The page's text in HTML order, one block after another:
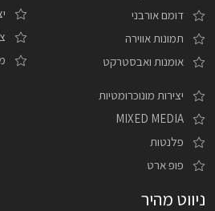
דומם אורבני
תמונות אווירה
אומנות ואבסטרקט
יצירות מונוכרומטיות
MIXED MEDIA
פלנטות
פופ ארט
ניווט מהיר